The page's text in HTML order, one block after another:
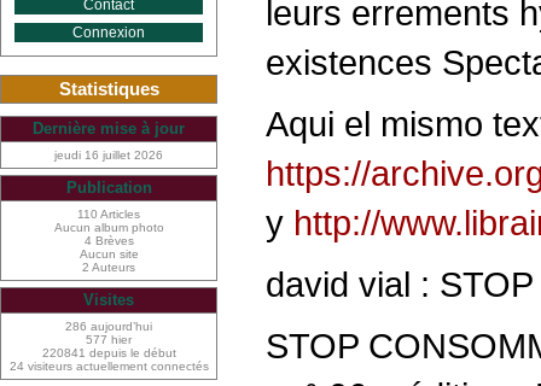
leurs errements
existences
Aqui el mismo
https://
y http://
david vial :
STOP
Contact
Connexion
Statistiques
Dernière mise à jour
jeudi 16 juillet 2026
Publication
110 Articles
Aucun album photo
4 Brèves
Aucun site
2 Auteurs
Visites
286 aujourd’hui
577 hier
220841 depuis le début
24 visiteurs actuellement connectés